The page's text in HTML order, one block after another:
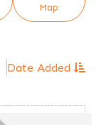
Map
Date Added